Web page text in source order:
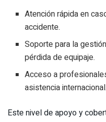
Atención rápida en
accidente.
Soporte para la
pérdida de equipaje.
Acceso a
asistencia internacional.
Este nivel de apoyo y